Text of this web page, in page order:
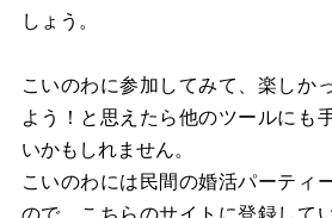
しょう。
こいのわに参加してみて、楽しか
よう！と思えたら他のツールにも
いかもしれません。
こいのわには民間の婚活パーティ
ので、こちらのサイトに登録して